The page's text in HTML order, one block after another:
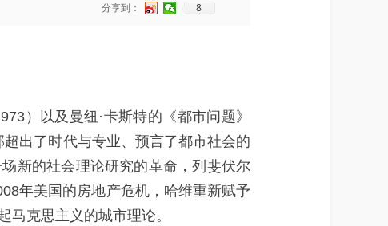
）以及曼纽·卡斯特的《都市问题》
出了时代与专业、预言了都市社会的
新的社会理论研究的革命，列斐伏尔
年美国的房地产危机，哈维重新赋予
克思主义的城市理论。
分享到： 8